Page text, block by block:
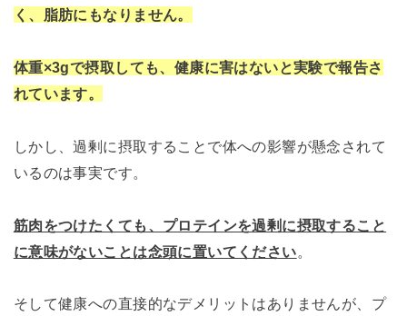
く、脂肪にもなりません。
体重×3gで摂取しても、健康に害はないと実験で報告さ
れています。
しかし、過剰に摂取することで体への影響が懸念されて
いるのは事実です。
筋肉をつけたくても、プロテインを過剰に摂取すること
に意味がないことは念頭に置いてください。
そして健康への直接的なデメリットはありませんが、プ